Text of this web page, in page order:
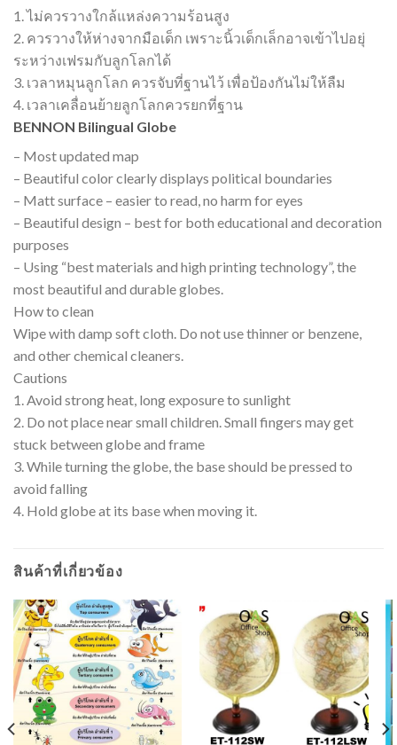
1. ไม่ควรวางใกล้แหล่งความร้อนสูง
2. ควรวางให้ห่างจากมือเด็ก เพราะนิ้วเด็กเล็กอาจเข้าไปอยุ่
ระหว่างเฟรมกับลูกโลกได้
3. เวลาหมุนลูกโลก ควรจับที่ฐานไว้ เพื่อป้องกันไม่ให้ลืม
4. เวลาเคลื่อนย้ายลูกโลกควรยกที่ฐาน
BENNON Bilingual Globe
– Most updated map
– Beautiful color clearly displays political boundaries
– Matt surface – easier to read, no harm for eyes
– Beautiful design – best for both educational and decoration
purposes
– Using “best materials and high printing technology”, the
most beautiful and durable globes.
How to clean
Wipe with damp soft cloth. Do not use thinner or benzene,
and other chemical cleaners.
Cautions
1. Avoid strong heat, long exposure to sunlight
2. Do not place near small children. Small fingers may get
stuck between globe and frame
3. While turning the globe, the base should be pressed to
avoid falling
4. Hold globe at its base when moving it.
สินค้าที่เกี่ยวข้อง